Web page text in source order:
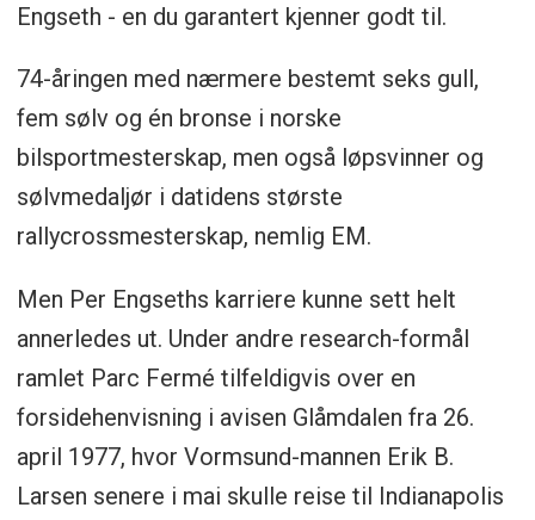
Engseth - en du garantert kjenner godt til.
74-åringen med nærmere bestemt seks gull,
fem sølv og én bronse i norske
bilsportmesterskap, men også løpsvinner og
sølvmedaljør i datidens største
rallycrossmesterskap, nemlig EM.
Men Per Engseths karriere kunne sett helt
annerledes ut. Under andre research-formål
ramlet Parc Fermé tilfeldigvis over en
forsidehenvisning i avisen Glåmdalen fra 26.
april 1977, hvor Vormsund-mannen Erik B.
Larsen senere i mai skulle reise til Indianapolis